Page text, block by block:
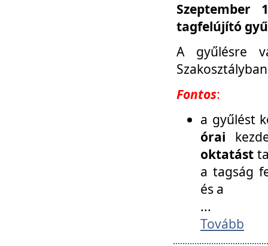
Szeptember
tagfelújító
A gyűlésre
Fontos:
a gyűlést
órai
oktatást
a tagság
és a
...
Tovább